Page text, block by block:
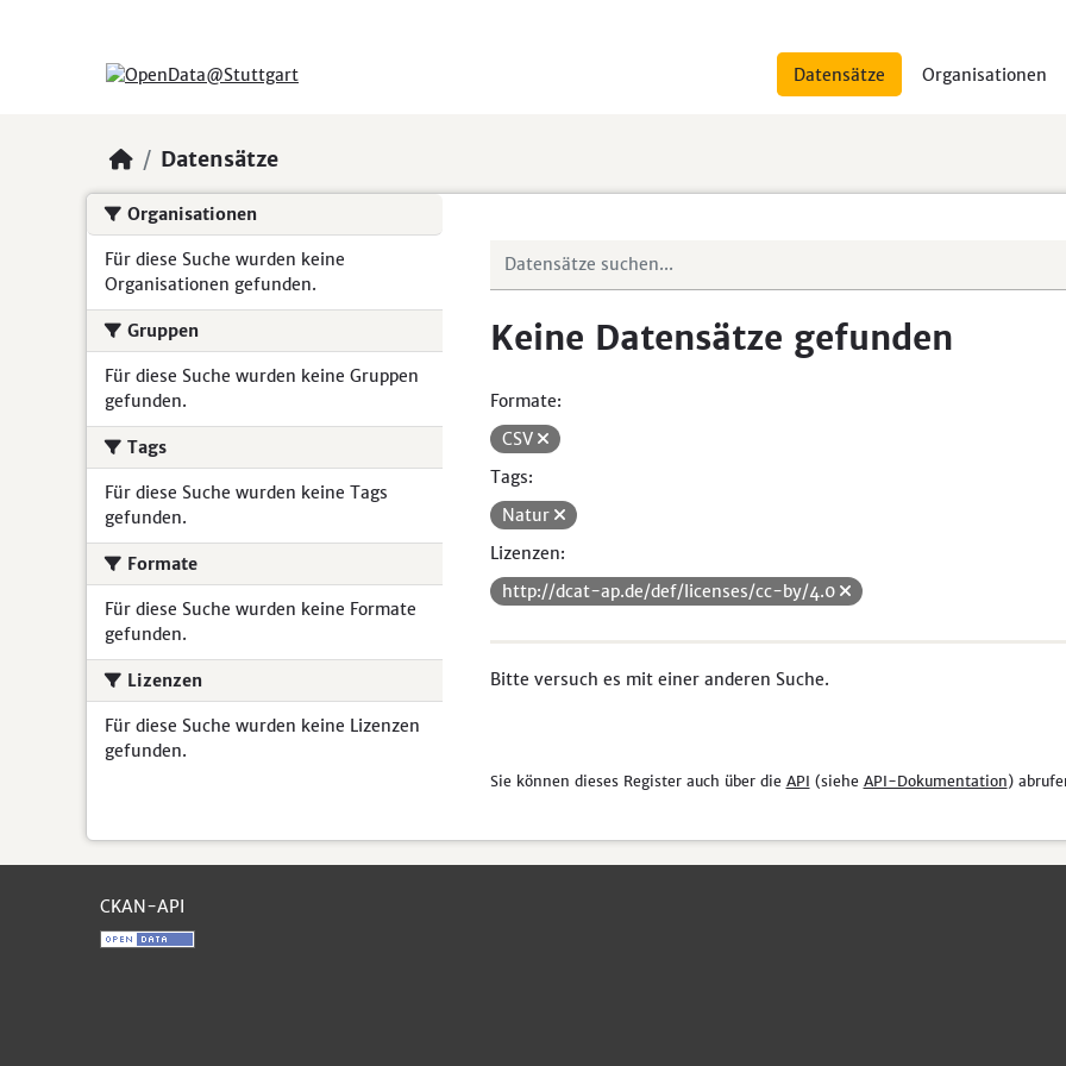
Datensätze Organisationen
Datensätze
Organisationen
Für diese Suche wurden keine
Organisationen gefunden.
Gruppen
Für diese Suche wurden keine Gruppen
gefunden.
Tags
Für diese Suche wurden keine Tags
gefunden.
Formate
Für diese Suche wurden keine Formate
gefunden.
Lizenzen
Für diese Suche wurden keine Lizenzen
gefunden.
Keine Datensätze gefunden
Formate:
CSV
Tags:
Natur
Lizenzen:
http://dcat-ap.de/def/licenses/cc-by/4.0
Bitte versuch es mit einer anderen Suche.
Sie können dieses Register auch über die API (siehe API-Dokumentation)
CKAN-API